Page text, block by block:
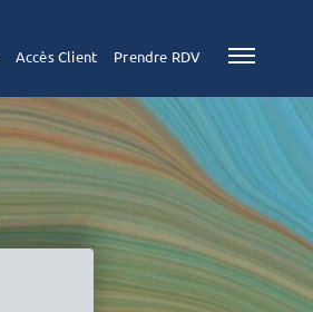
Accès Client Prendre RDV